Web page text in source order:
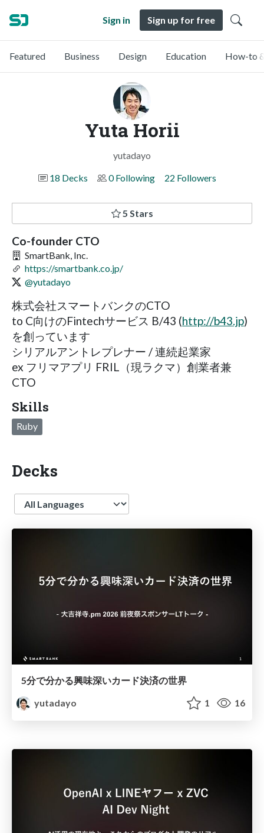
Sign in Sign up for free
Featured Business Design Education How-to
Yuta Horii
yutadayo
18 Decks
0 Following 22 Followers
5 Stars
Co-founder CTO
SmartBank, Inc.
https://smartbank.co.jp/
@yutadayo
株式会社スマートバンクのCTO
to C向けのFintechサービス B/43 (http://b43.jp)
を創っています
シリアルアントレプレナー / 連続起業家
ex フリマアプリ FRIL（現ラクマ）創業者兼
CTO
Skills
Ruby
Decks
Language
5分で分かる興味深いカード決済の世界
yutadayo
1 16